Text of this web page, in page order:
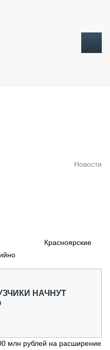
Новости
Красноярские
НАЧНУТ
млн рублей на расширение